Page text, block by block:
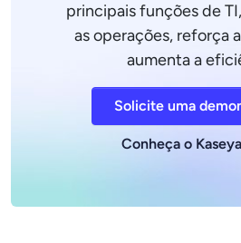
principais funções de
as operações, reforça
aumenta a
Solicite uma
Conheça o